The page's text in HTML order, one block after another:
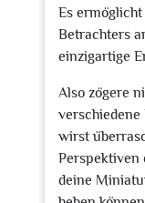
Es ermöglicht
Betrachters
einzigartige
Also zögere
wirst
Perspektiven
deine